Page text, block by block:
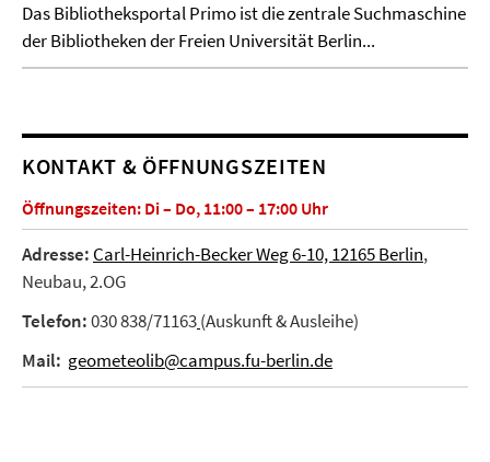
Das Bibliotheksportal Primo ist die zentrale Suchmaschine
der Bibliotheken der Freien Universität Berlin...
KONTAKT & ÖFFNUNGSZEITEN
Öffnungszeiten: Di – Do, 11:00 – 17:00 Uhr
Adresse: Carl-Heinrich-Becker Weg 6-10, 12165 Berlin,
Neubau, 2.OG
Telefon:030 838/71163(Auskunft & Ausleihe)
Mail: geometeolib@campus.fu-berlin.de